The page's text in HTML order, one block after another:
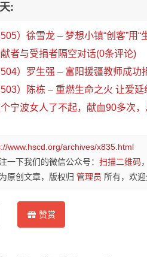
:
505）徐雪龙 – 梦想小镇“创客”
者与受捐者隔空对话(0条评论)
504）罗生强 – 富阳援疆教师成
503）陈栋 – 重燃生命之火 让爱
宁波女人了不起，献血90多次
www.hscd.org/archives/x835.html
一下我们的微信公众号： 扫描二维码
原创文章，版权归 管理员 所有，欢
赞赏